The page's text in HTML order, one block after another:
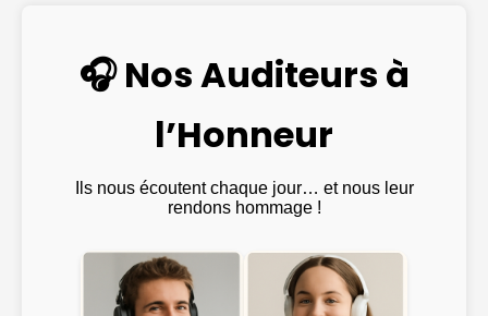
🎧 Nos Auditeurs à
l’Honneur
Ils nous écoutent chaque jour… et nous leur
rendons hommage !